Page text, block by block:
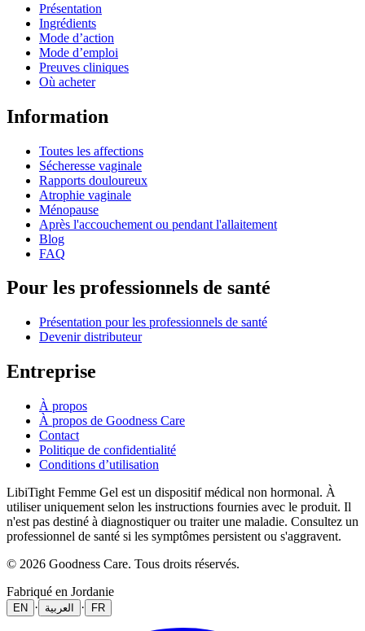
Présentation
Ingrédients
Mode d’action
Mode d’emploi
Preuves cliniques
Où acheter
Information
Toutes les affections
Sécheresse vaginale
Rapports douloureux
Atrophie vaginale
Ménopause
Après l'accouchement ou pendant l'allaitement
Blog
FAQ
Pour les professionnels de santé
Présentation pour les professionnels de santé
Devenir distributeur
Entreprise
À propos
À propos de Goodness Care
Contact
Politique de confidentialité
Conditions d’utilisation
LibiTight Femme Gel est un dispositif médical non hormonal. À
utiliser uniquement selon les instructions fournies avec le produit. Il
n'est pas destiné à diagnostiquer ou traiter une maladie. Consultez un
professionnel de santé si les symptômes persistent ou s'aggravent.
© 2026 Goodness Care. Tous droits réservés.
Fabriqué en Jordanie
EN · العربية · FR